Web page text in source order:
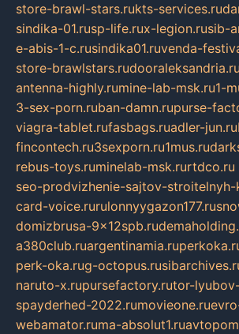
store-brawl-stars.rukts-services.ru
sindika-01.rusp-life.rux-legion.rusib-
e-abis-1-c.rusindika01.ruvenda-
store-brawlstars.rudooraleksandria.ru
antenna-highly.rumine-lab-msk.ru1-
3-sex-porn.ruban-damn.rupurse-
viagra-tablet.rufasbags.ruadler-jun.ru
fincontech.ru3sexporn.ru1mus.ru
rebus-toys.ruminelab-msk.rurtdco.ru
seo-prodvizhenie-sajtov-stroitelnyh-
card-voice.rurulonnyygazon177.ru
domizbrusa-9x12spb.ru
a380club.ruargentinamia.ru
perk-oka.rug-octopus.ru
naruto-x.rupursefactory.rutor-
spayderhed-2022.rumovieone.ru
webamator.ruma-absolut1.ru